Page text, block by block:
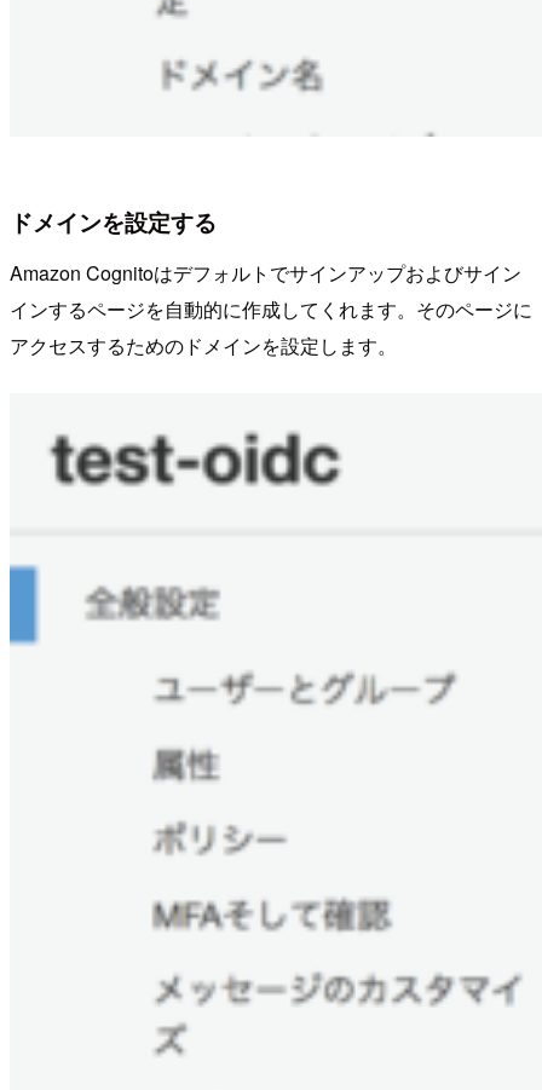
ドメインを設定する
Amazon Cognitoはデフォルトでサインアップおよびサイン
インするページを自動的に作成してくれます。そのページに
アクセスするためのドメインを設定します。